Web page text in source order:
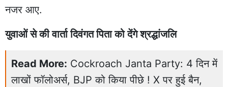
नजर आए.
युवाओं से की वार्ता दिवंगत पिता को देंगे श्रद्धांजलि
Read More: Cockroach Janta Party: 4 दिन में
लाखों फॉलोअर्स, BJP को किया पीछे ! X पर हुई बैन,